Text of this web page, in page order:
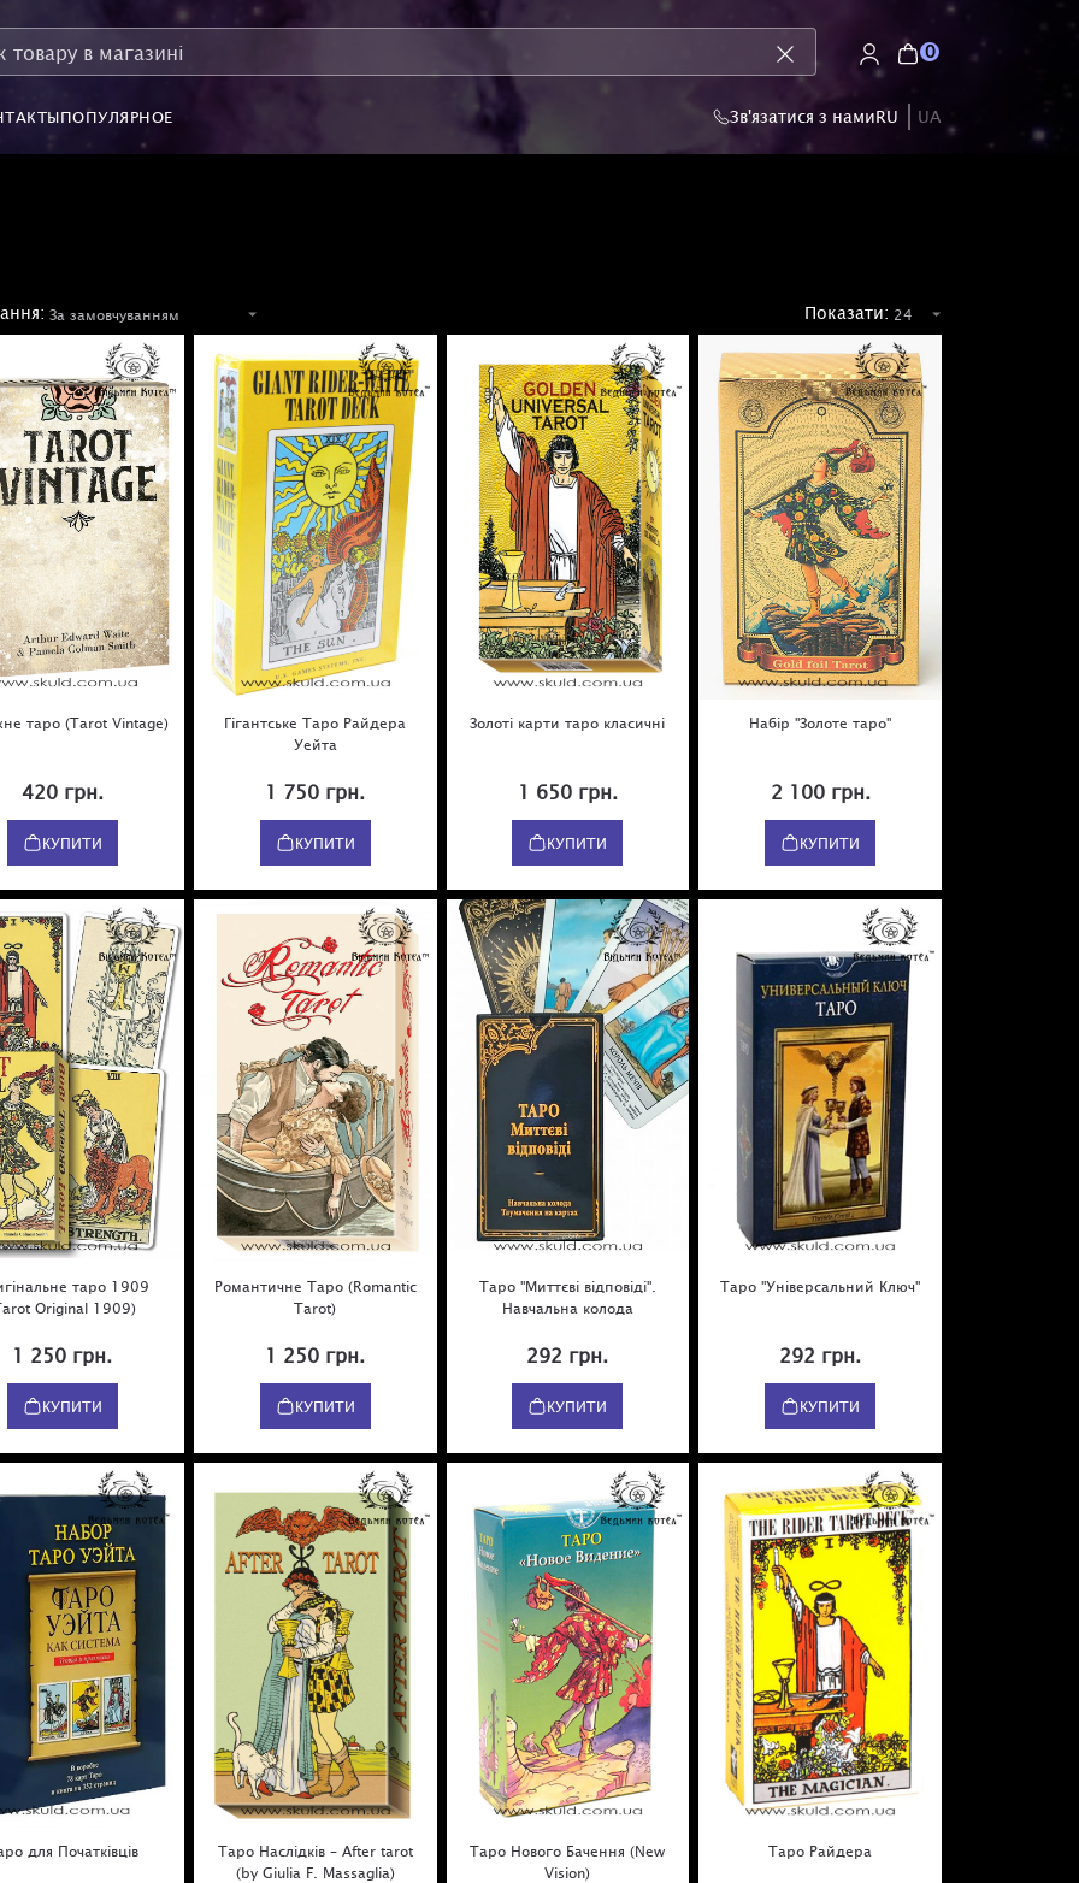
0
ПОПУЛЯРНОЕ Зв'язатися з намиRU UA
Показати:
таро (Tarot Vintage)
420 грн.
КУПИТИ
Гігантське Таро Райдера
Уейта
1 750 грн.
КУПИТИ
Золоті карти таро класичні
1 650 грн.
КУПИТИ
Набір "Золоте таро"
2 100 грн.
КУПИТИ
таро 1909
Original 1909)
1 250 грн.
КУПИТИ
Романтичне Таро (Romantic
Tarot)
1 250 грн.
КУПИТИ
Таро "Миттєві відповіді".
Навчальна колода
292 грн.
КУПИТИ
Таро "Універсальний Ключ"
292 грн.
КУПИТИ
для Початківців
Таро Наслідків – After tarot
(by Giulia F. Massaglia)
Таро Нового Бачення (New
Vision)
Таро Райдера